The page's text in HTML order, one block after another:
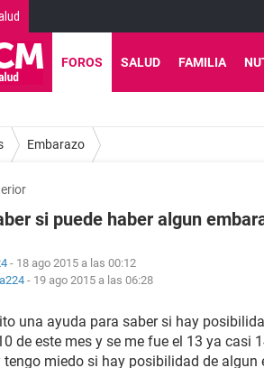
FOROS SALUD FAMILIA
Embarazo
si puede haber algun
- 18 ago 2015 a las 00:12
- 19 ago 2015 a las 06:28
una ayuda para saber si hay
de este mes y se me fue el 13 ya casi
tengo miedo si hay posibilidad de algun